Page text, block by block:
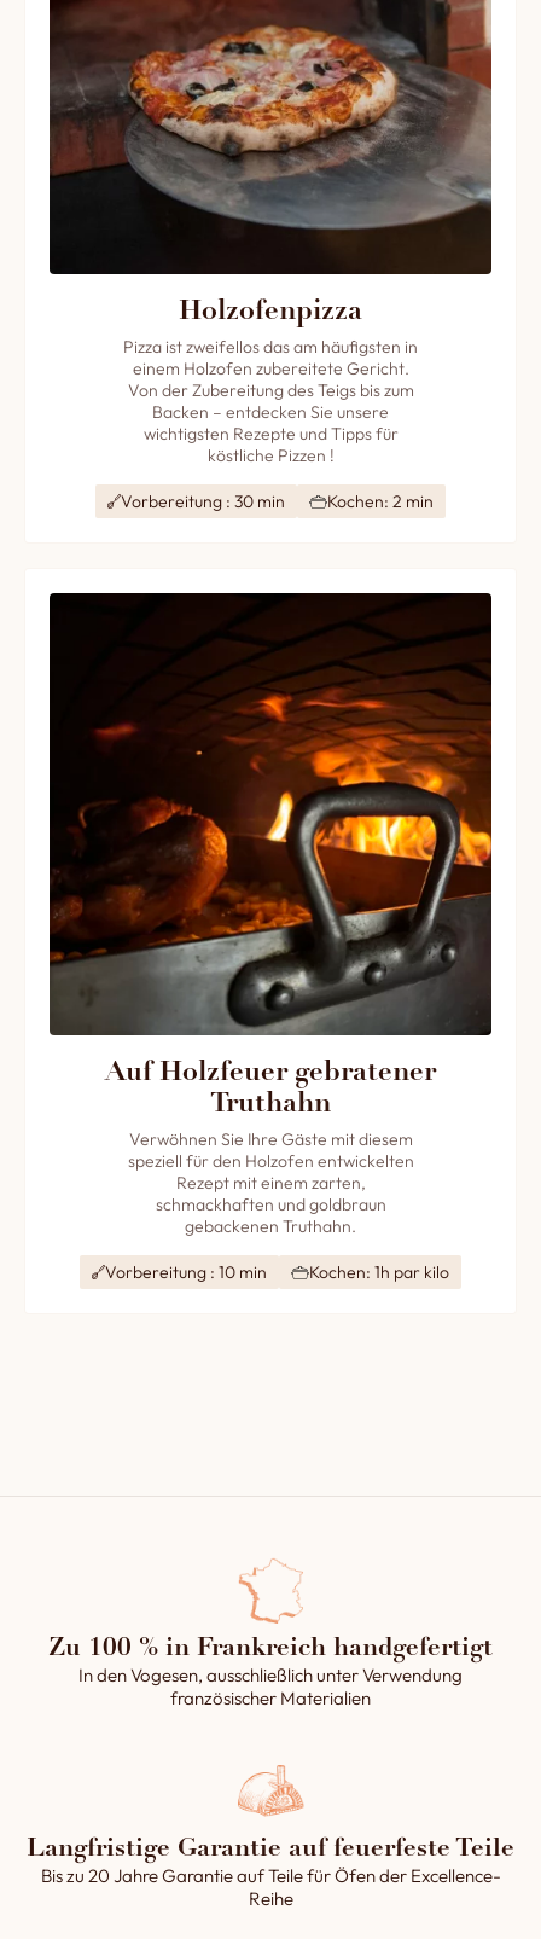
Holzofenpizza
Pizza ist zweifellos das am häufigsten in
einem Holzofen zubereitete Gericht.
Von der Zubereitung des Teigs bis zum
Backen – entdecken Sie unsere
wichtigsten Rezepte und Tipps für
köstliche Pizzen !
Vorbereitung : 30 min Kochen: 2 min
Auf Holzfeuer gebratener
Truthahn
Verwöhnen Sie Ihre Gäste mit diesem
speziell für den Holzofen entwickelten
Rezept mit einem zarten,
schmackhaften und goldbraun
gebackenen Truthahn.
Vorbereitung : 10 min Kochen: 1h par kilo
Zu 100 % in Frankreich handgefertigt
In den Vogesen, ausschließlich unter Verwendung
französischer Materialien
Langfristige Garantie auf feuerfeste Teile
Bis zu 20 Jahre Garantie auf Teile für Öfen der Excellence-
Reihe